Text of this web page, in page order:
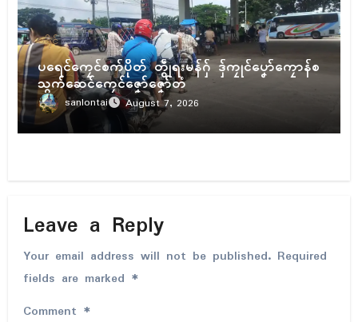
ပရိုၚ်
ပရေၚ်ကၠေၚ်စက်ပိုတ် တွဵုရးမန်ဂှ် ဒှ်ကၠုၚ်ပၞော်ကၠောန်စ
သွက်ဆေၚ်ကၠေၚ်ဇၞော်ဇၞော်တံ
sanlontai August 7, 2026
Leave a Reply
Your email address will not be published. Required
fields are marked *
Comment *